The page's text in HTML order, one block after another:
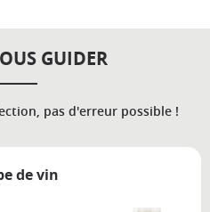
GUIDER
pas d'erreur possible !
de vin